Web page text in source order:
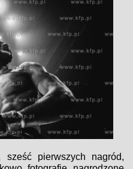
sześć pierwszych nagród,